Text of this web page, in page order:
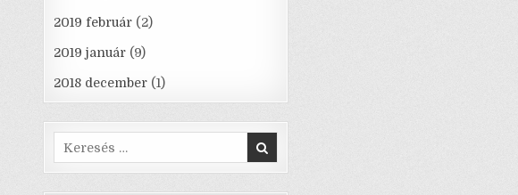
2019 február (2)
2019 január (9)
2018 december (1)
Search
for: